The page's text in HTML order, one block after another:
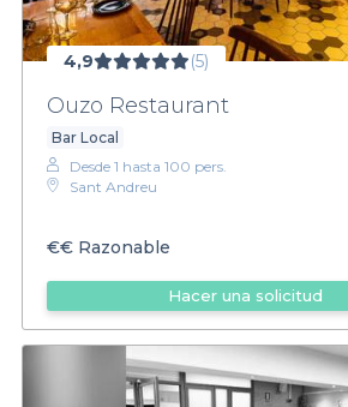
4,9 (5)
Ouzo Restaurant
Bar Local
Desde 1 hasta 100 pers.
Sant Andreu
€€ Razonable
Hacer una solicitud